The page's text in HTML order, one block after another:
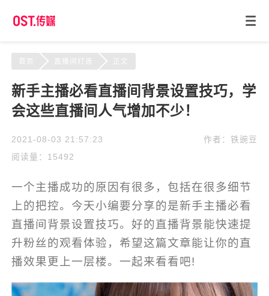
首页 直播间打造 正文
新手主播必看直播间背景设置技巧，学
会这些直播间人气增加不少！
2021-08-03 21:57:23
阅读量：15492
作者：铁豌豆
一个主播成功的原因有很多，包括在很多细节
上的把控。今天小编要分享的是新手主播必看
直播间背景设置技巧。好的直播背景能快速提
升粉丝的观看体验，希望这篇文章能让你的直
播效果更上一层楼。一起来看看吧!